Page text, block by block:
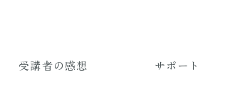
受講者の感想 サポート